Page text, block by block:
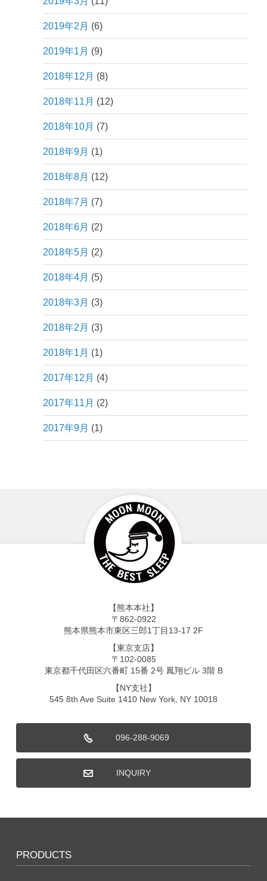
2019年2月 (6)
2019年1月 (9)
2018年12月 (8)
2018年11月 (12)
2018年10月 (7)
2018年9月 (1)
2018年8月 (12)
2018年7月 (7)
2018年6月 (2)
2018年5月 (2)
2018年4月 (5)
2018年3月 (3)
2018年2月 (3)
2018年1月 (1)
2017年12月 (4)
2017年11月 (2)
2017年9月 (1)
【熊本本社】
〒862-0922
熊本県熊本市東区三郎1丁目13-17 2F
【東京支店】
〒102-0085
東京都千代田区六番町 15番 2号 鳳翔ビル 3階 B
【NY支社】
545 8th Ave Suite 1410 New York, NY 10018
096-288-9069
INQUIRY
PRODUCTS